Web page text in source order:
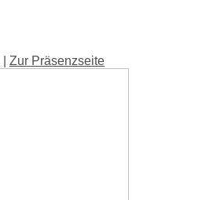
Zur Präsenzseite